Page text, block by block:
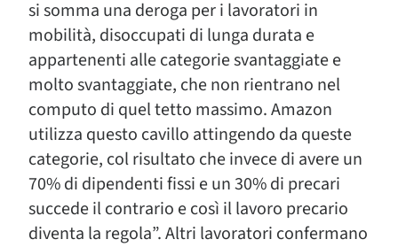
si somma una deroga per i lavoratori in
mobilità, disoccupati di lunga durata e
appartenenti alle categorie svantaggiate e
molto svantaggiate, che non rientrano nel
computo di quel tetto massimo. Amazon
utilizza questo cavillo attingendo da queste
categorie, col risultato che invece di avere un
70% di dipendenti fissi e un 30% di precari
succede il contrario e così il lavoro precario
diventa la regola”. Altri lavoratori confermano